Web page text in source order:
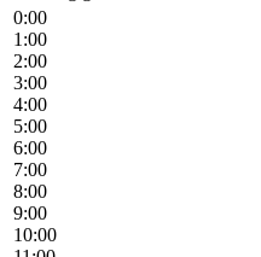
0:00
1:00
2:00
3:00
4:00
5:00
6:00
7:00
8:00
9:00
10:00